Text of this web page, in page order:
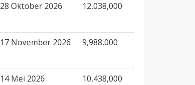
28 Oktober 2026 12,038,000
17 November 2026 9,988,000
14 Mei 2026 10,438,000